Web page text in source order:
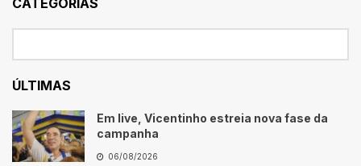
ÚLTIMAS
Em live, Vicentinho estreia nova fase da
campanha
06/08/2026